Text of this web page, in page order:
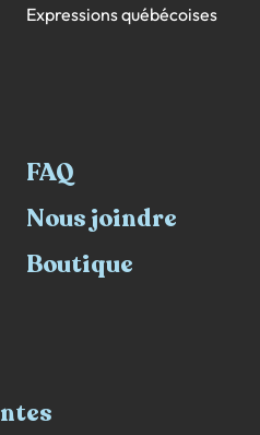
Expressions québécoises
FAQ
Nous joindre
Boutique